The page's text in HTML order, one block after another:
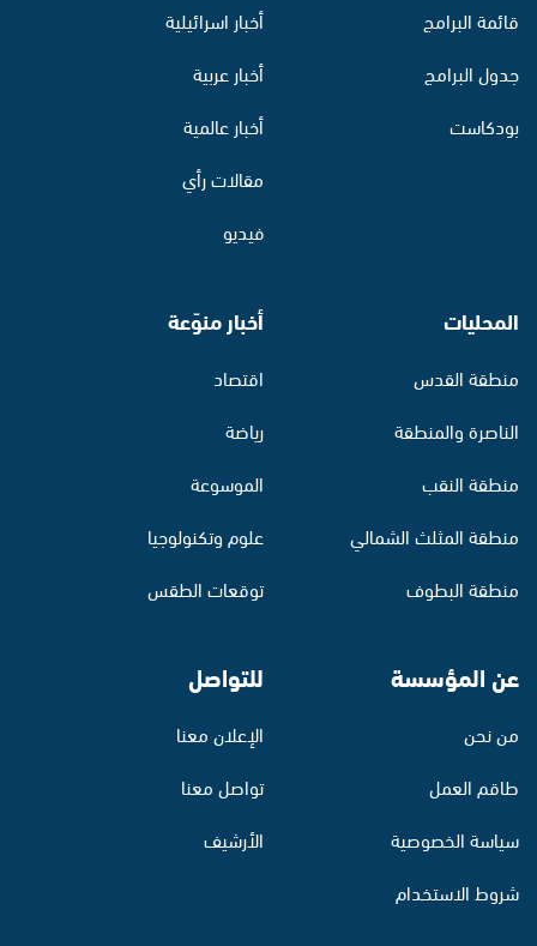
قائمة البرامج
جدول البرامج
بودكاست
أخبار اسرائيلية
أخبار عربية
أخبار عالمية
مقالات رأي
فيديو
المحليات
منطقة القدس
الناصرة والمنطقة
منطقة النقب
منطقة المثلث الشمالي
منطقة البطوف
أخبار منوّعة
اقتصاد
رياضة
الموسوعة
علوم وتكنولوجيا
توقعات الطقس
عن المؤسسة
من نحن
طاقم العمل
سياسة الخصوصية
شروط الاستخدام
للتواصل
الإعلان معنا
تواصل معنا
الأرشيف